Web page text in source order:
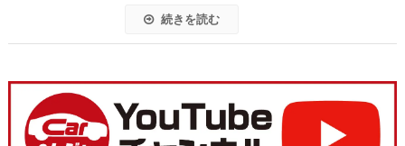
続きを読む